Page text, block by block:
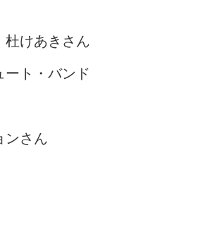
杜けあきさん
ート・バンド
ンさん